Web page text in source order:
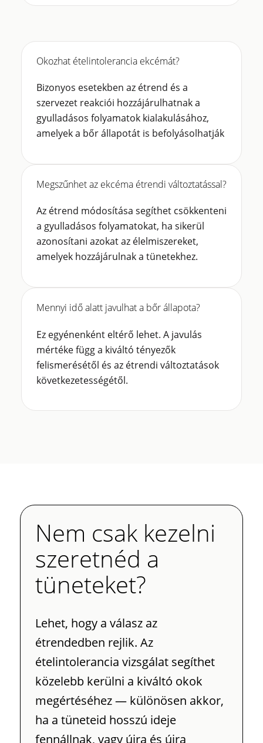
Okozhat ételintolerancia ekcémát?
Bizonyos esetekben az étrend és a
szervezet reakciói hozzájárulhatnak a
gyulladásos folyamatok kialakulásához,
amelyek a bőr állapotát is befolyásolhatják
Megszűnhet az ekcéma étrendi változtatással?
Az étrend módosítása segíthet csökkenteni
a gyulladásos folyamatokat, ha sikerül
azonosítani azokat az élelmiszereket,
amelyek hozzájárulnak a tünetekhez.
Mennyi idő alatt javulhat a bőr állapota?
Ez egyénenként eltérő lehet. A javulás
mértéke függ a kiváltó tényezők
felismerésétől és az étrendi változtatások
következetességétől.
Nem csak kezelni
szeretnéd a
tüneteket?
Lehet, hogy a válasz az
étrendedben rejlik. Az
ételintolerancia vizsgálat segíthet
közelebb kerülni a kiváltó okok
megértéséhez — különösen akkor,
ha a tüneteid hosszú ideje
fennállnak, vagy újra és újra